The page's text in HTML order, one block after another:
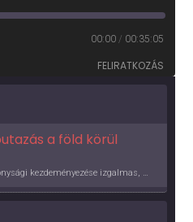
00:00 / 00:35:05
FELIRATKOZÁS
a föld körül
Az UNICEF Magyarország jótékonysági kezdeményezése izgalmas, egész éves világkörüli ízutazásra hív, igazi családi program és gasztroedukáció, illetve segítség a rászorulóknak is egyben.